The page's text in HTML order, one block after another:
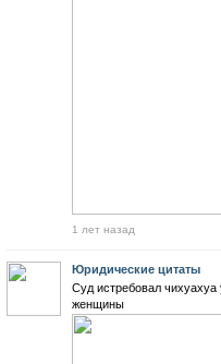
1 лет назад
Юридические цитаты
Суд истребовал
женщины